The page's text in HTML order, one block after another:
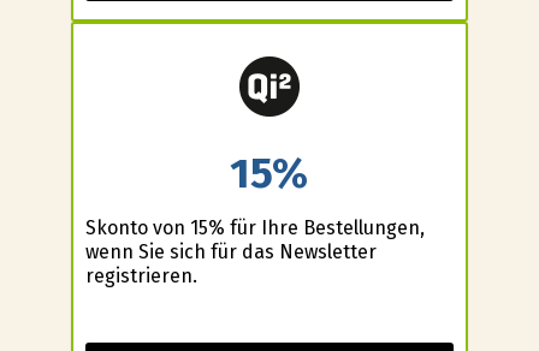
15%
Skonto von 15% für Ihre Bestellungen,
wenn Sie sich für das Newsletter
registrieren.